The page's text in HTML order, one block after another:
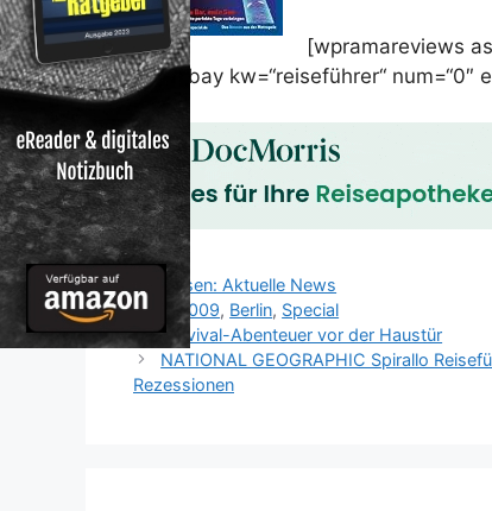
[wpramareviews
[wprebay kw=“reiseführer“ num=“0″
Kategorien
Reisen: Aktuelle News
Schlagwörter
3/2009, Berlin, Special
Survival-Abenteuer vor der Haustür
NATIONAL GEOGRAPHIC Spirallo
Rezessionen